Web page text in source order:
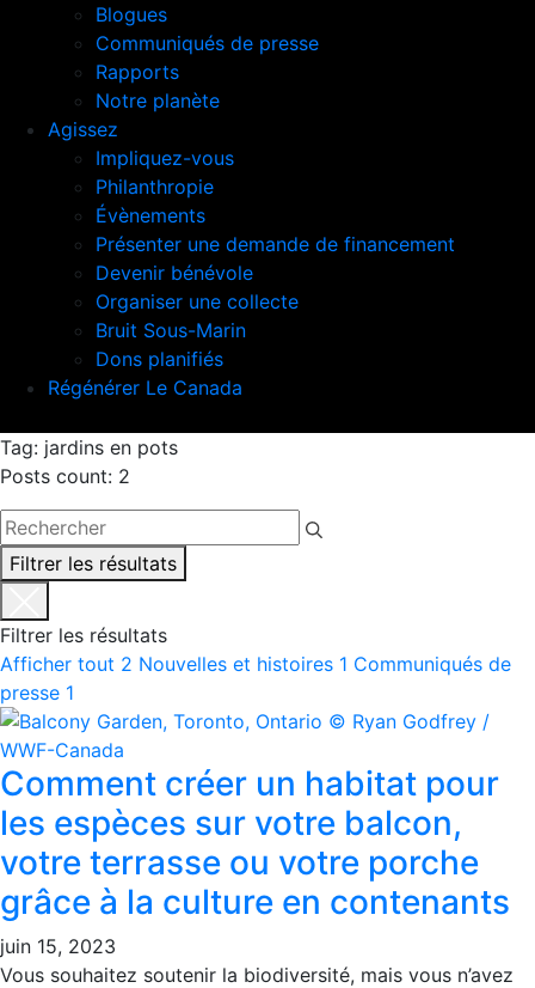
Blogues
Communiqués de presse
Rapports
Notre planète
Agissez
Impliquez-vous
Philanthropie
Évènements
Présenter une demande de financement
Devenir bénévole
Organiser une collecte
Bruit Sous-Marin
Dons planifiés
Régénérer Le Canada
Tag: jardins en pots
Posts count: 2
Filtrer les résultats
Filtrer les résultats
Afficher tout 2 Nouvelles et histoires 1 Communiqués de
presse 1
Comment créer un habitat pour
les espèces sur votre balcon,
votre terrasse ou votre porche
grâce à la culture en contenants
juin 15, 2023
Vous souhaitez soutenir la biodiversité, mais vous n’avez